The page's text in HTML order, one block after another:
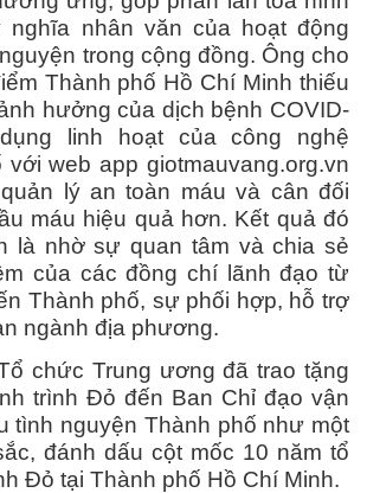
nhân văn của hoạt động
trong cộng đồng. Ông cho
Thành phố Hồ Chí Minh thiếu
hưởng của dịch bệnh COVID-
linh hoạt của công nghệ
web app giotmauvang.org.vn
lý an toàn máu và cân đối
máu hiệu quả hơn. Kết quả đó
là nhờ sự quan tâm và chia sẻ
của các đồng chí lãnh đạo từ
Thành phố, sự phối hợp, hỗ trợ
ngành địa phương.
chức Trung ương đã trao tặng
trình Đỏ đến Ban Chỉ đạo vận
tình nguyện Thành phố như một
đánh dấu cột mốc 10 năm tổ
Đỏ tại Thành phố Hồ Chí Minh.